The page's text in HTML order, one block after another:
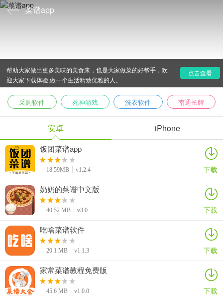
菜谱app
菜谱app合集，包括了下厨房.美食杰以及香哈菜谱等等app,能
帮助大家做出更多美味的美食来，也是大家做菜的好帮手，欢
迎大家下载体验,做一个生活精致优雅的人。
点击查看
采购软件 死神游戏 洗衣软件 南通长牌
安卓 iPhone
饭团菜谱app
18.59MB v1.2.4 下载
奶奶的菜谱中文版
40.52 MB v3.0 下载
吃啥菜谱软件
20.1 MB v1.1.3 下载
家常菜谱教程免费版
45.6 MB v1.0.0 下载